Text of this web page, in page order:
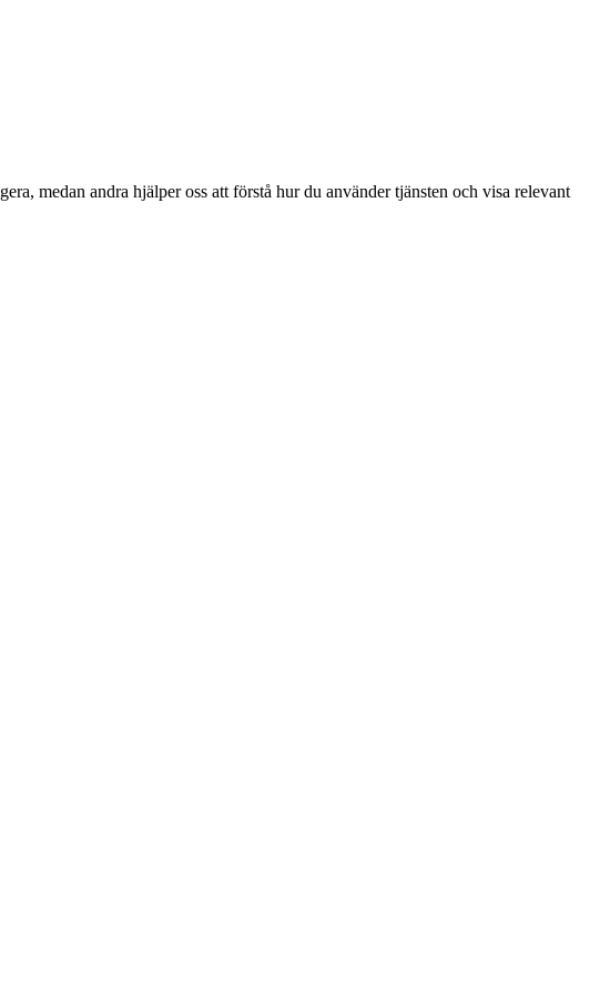
medan andra hjälper oss att förstå hur du använder tjänsten och visa relevant